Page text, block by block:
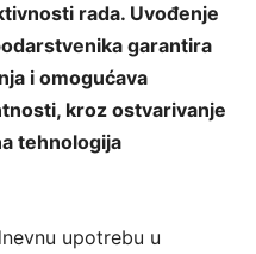
rada. Uvođenje
garantira
i omogućava
kroz ostvarivanje
tehnologija
upotrebu u